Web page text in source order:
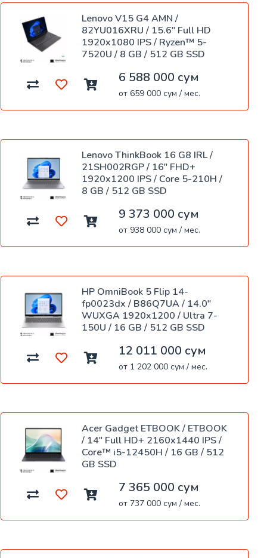
Lenovo V15 G4 AMN /
82YU016XRU / 15.6" Full HD
1920x1080 IPS / Ryzen™ 5-
7520U / 8 GB / 512 GB SSD
6 588 000 сум
от 659 000 сум / мес.
Lenovo ThinkBook 16 G8 IRL /
21SH002RGP / 16" FHD+
1920x1200 IPS / Core 5-210H /
8 GB / 512 GB SSD
9 373 000 сум
от 938 000 сум / мес.
HP OmniBook 5 Flip 14-
fp0023dx / B86Q7UA / 14.0"
WUXGA 1920x1200 / Ultra 7-
150U / 16 GB / 512 GB SSD
12 011 000 сум
от 1 202 000 сум / мес.
Acer Gadget ETBOOK / ETBOOK
/ 14" Full HD+ 2160x1440 IPS /
Core™ i5-12450H / 16 GB / 512
GB SSD
7 365 000 сум
от 737 000 сум / мес.